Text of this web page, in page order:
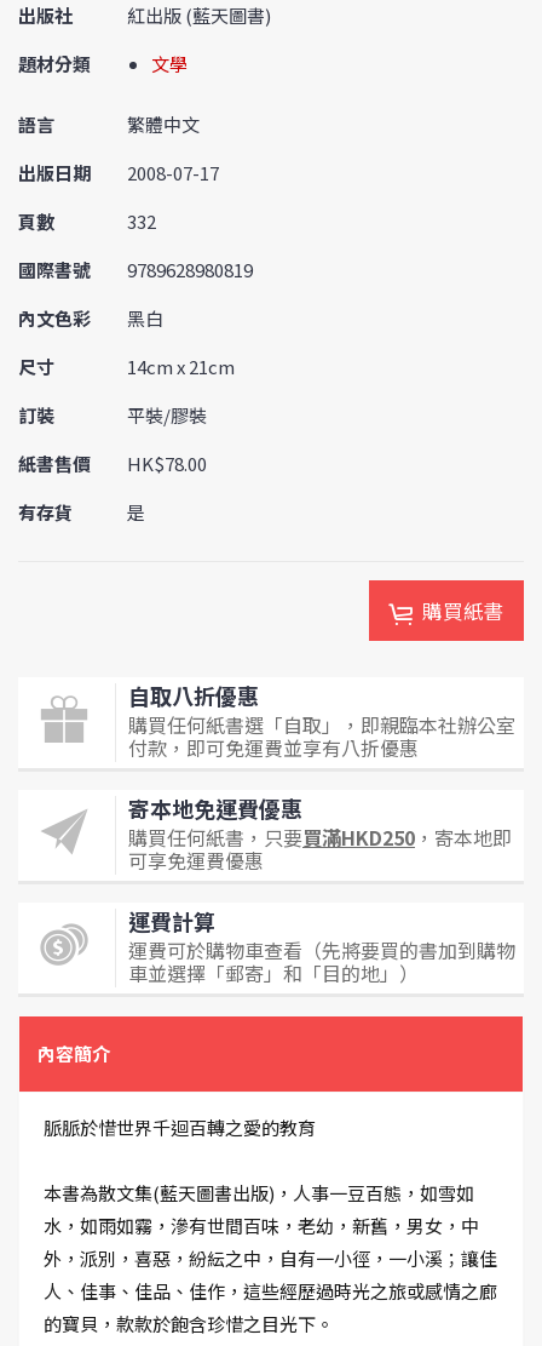
出版社
紅出版 (藍天圖書)
題材分類
文學
語言
繁體中文
出版日期
2008-07-17
頁數
332
國際書號
9789628980819
內文色彩
黑白
尺寸
14cm x 21cm
訂裝
平裝/膠裝
紙書售價
HK$78.00
有存貨
是
購買紙書
自取八折優惠
購買任何紙書選「自取」，即親臨本社辦公室
付款，即可免運費並享有八折優惠
寄本地免運費優惠
購買任何紙書，只要買滿HKD250 ，寄本地即
可享免運費優惠
運費計算
運費可於購物車查看（先將要買的書加到購物
車並選擇「郵寄」和「目的地」）
內容簡介
脈脈於惜世界千迴百轉之愛的教育
本書為散文集(藍天圖書出版)，人事一豆百態，如雪如
水，如雨如霧，滲有世間百味，老幼，新舊，男女，中
外，派別，喜惡，紛紜之中，自有一小徑，一小溪；讓佳
人、佳事、佳品、佳作，這些經歷過時光之旅或感情之廊
的寶貝，款款於飽含珍惜之目光下。